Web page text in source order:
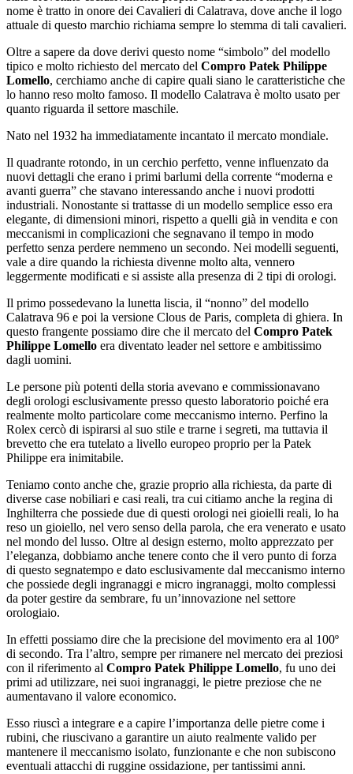
nome è tratto in onore dei Cavalieri di Calatrava, dove anche il logo
attuale di questo marchio richiama sempre lo stemma di tali cavalieri.
Oltre a sapere da dove derivi questo nome “simbolo” del modello
tipico e molto richiesto del mercato del Compro Patek Philippe
Lomello, cerchiamo anche di capire quali siano le caratteristiche che
lo hanno reso molto famoso. Il modello Calatrava è molto usato per
quanto riguarda il settore maschile.
Nato nel 1932 ha immediatamente incantato il mercato mondiale.
Il quadrante rotondo, in un cerchio perfetto, venne influenzato da
nuovi dettagli che erano i primi barlumi della corrente “moderna e
avanti guerra” che stavano interessando anche i nuovi prodotti
industriali. Nonostante si trattasse di un modello semplice esso era
elegante, di dimensioni minori, rispetto a quelli già in vendita e con
meccanismi in complicazioni che segnavano il tempo in modo
perfetto senza perdere nemmeno un secondo. Nei modelli seguenti,
vale a dire quando la richiesta divenne molto alta, vennero
leggermente modificati e si assiste alla presenza di 2 tipi di orologi.
Il primo possedevano la lunetta liscia, il “nonno” del modello
Calatrava 96 e poi la versione Clous de Paris, completa di ghiera. In
questo frangente possiamo dire che il mercato del Compro Patek
Philippe Lomello era diventato leader nel settore e ambitissimo
dagli uomini.
Le persone più potenti della storia avevano e commissionavano
degli orologi esclusivamente presso questo laboratorio poiché era
realmente molto particolare come meccanismo interno. Perfino la
Rolex cercò di ispirarsi al suo stile e trarne i segreti, ma tuttavia il
brevetto che era tutelato a livello europeo proprio per la Patek
Philippe era inimitabile.
Teniamo conto anche che, grazie proprio alla richiesta, da parte di
diverse case nobiliari e casi reali, tra cui citiamo anche la regina di
Inghilterra che possiede due di questi orologi nei gioielli reali, lo ha
reso un gioiello, nel vero senso della parola, che era venerato e usato
nel mondo del lusso. Oltre al design esterno, molto apprezzato per
l’eleganza, dobbiamo anche tenere conto che il vero punto di forza
di questo segnatempo e dato esclusivamente dal meccanismo interno
che possiede degli ingranaggi e micro ingranaggi, molto complessi
da poter gestire da sembrare, fu un’innovazione nel settore
orologiaio.
In effetti possiamo dire che la precisione del movimento era al 100º
di secondo. Tra l’altro, sempre per rimanere nel mercato dei preziosi
con il riferimento al Compro Patek Philippe Lomello, fu uno dei
primi ad utilizzare, nei suoi ingranaggi, le pietre preziose che ne
aumentavano il valore economico.
Esso riuscì a integrare e a capire l’importanza delle pietre come i
rubini, che riuscivano a garantire un aiuto realmente valido per
mantenere il meccanismo isolato, funzionante e che non subiscono
eventuali attacchi di ruggine ossidazione, per tantissimi anni.